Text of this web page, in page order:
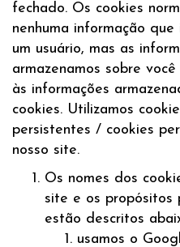
fechado. Os cookies
nenhuma informação
um usuário, mas as
armazenamos sobre
às informações
cookies. Utilizamos
persistentes / cookies
nosso site.
Os nomes dos
site e os propósitos
estão descritos
usamos o